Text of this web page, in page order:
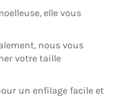
elle vous
nous vous
votre taille
un enfilage facile et